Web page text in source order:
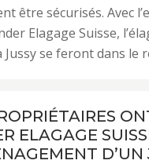
être sécurisés. Avec
Elagage Suisse,
Jussy se feront dans le
ELAGAGE
D’UN